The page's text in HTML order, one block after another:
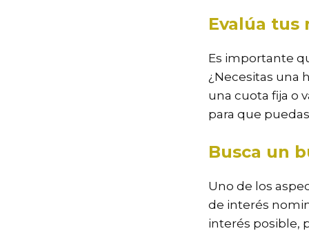
Evalúa tus
Es importante
¿Necesitas una
una cuota fija o
para que
Busca un
Uno de los
de interés
interés posible,